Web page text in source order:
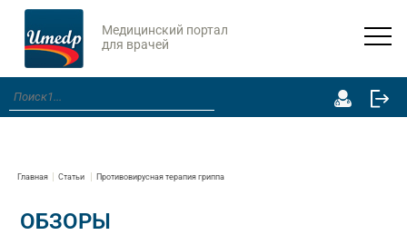
Медицинский портал
для врачей
Главная Статьи Противовирусная терапия гриппа
ОБЗОРЫ